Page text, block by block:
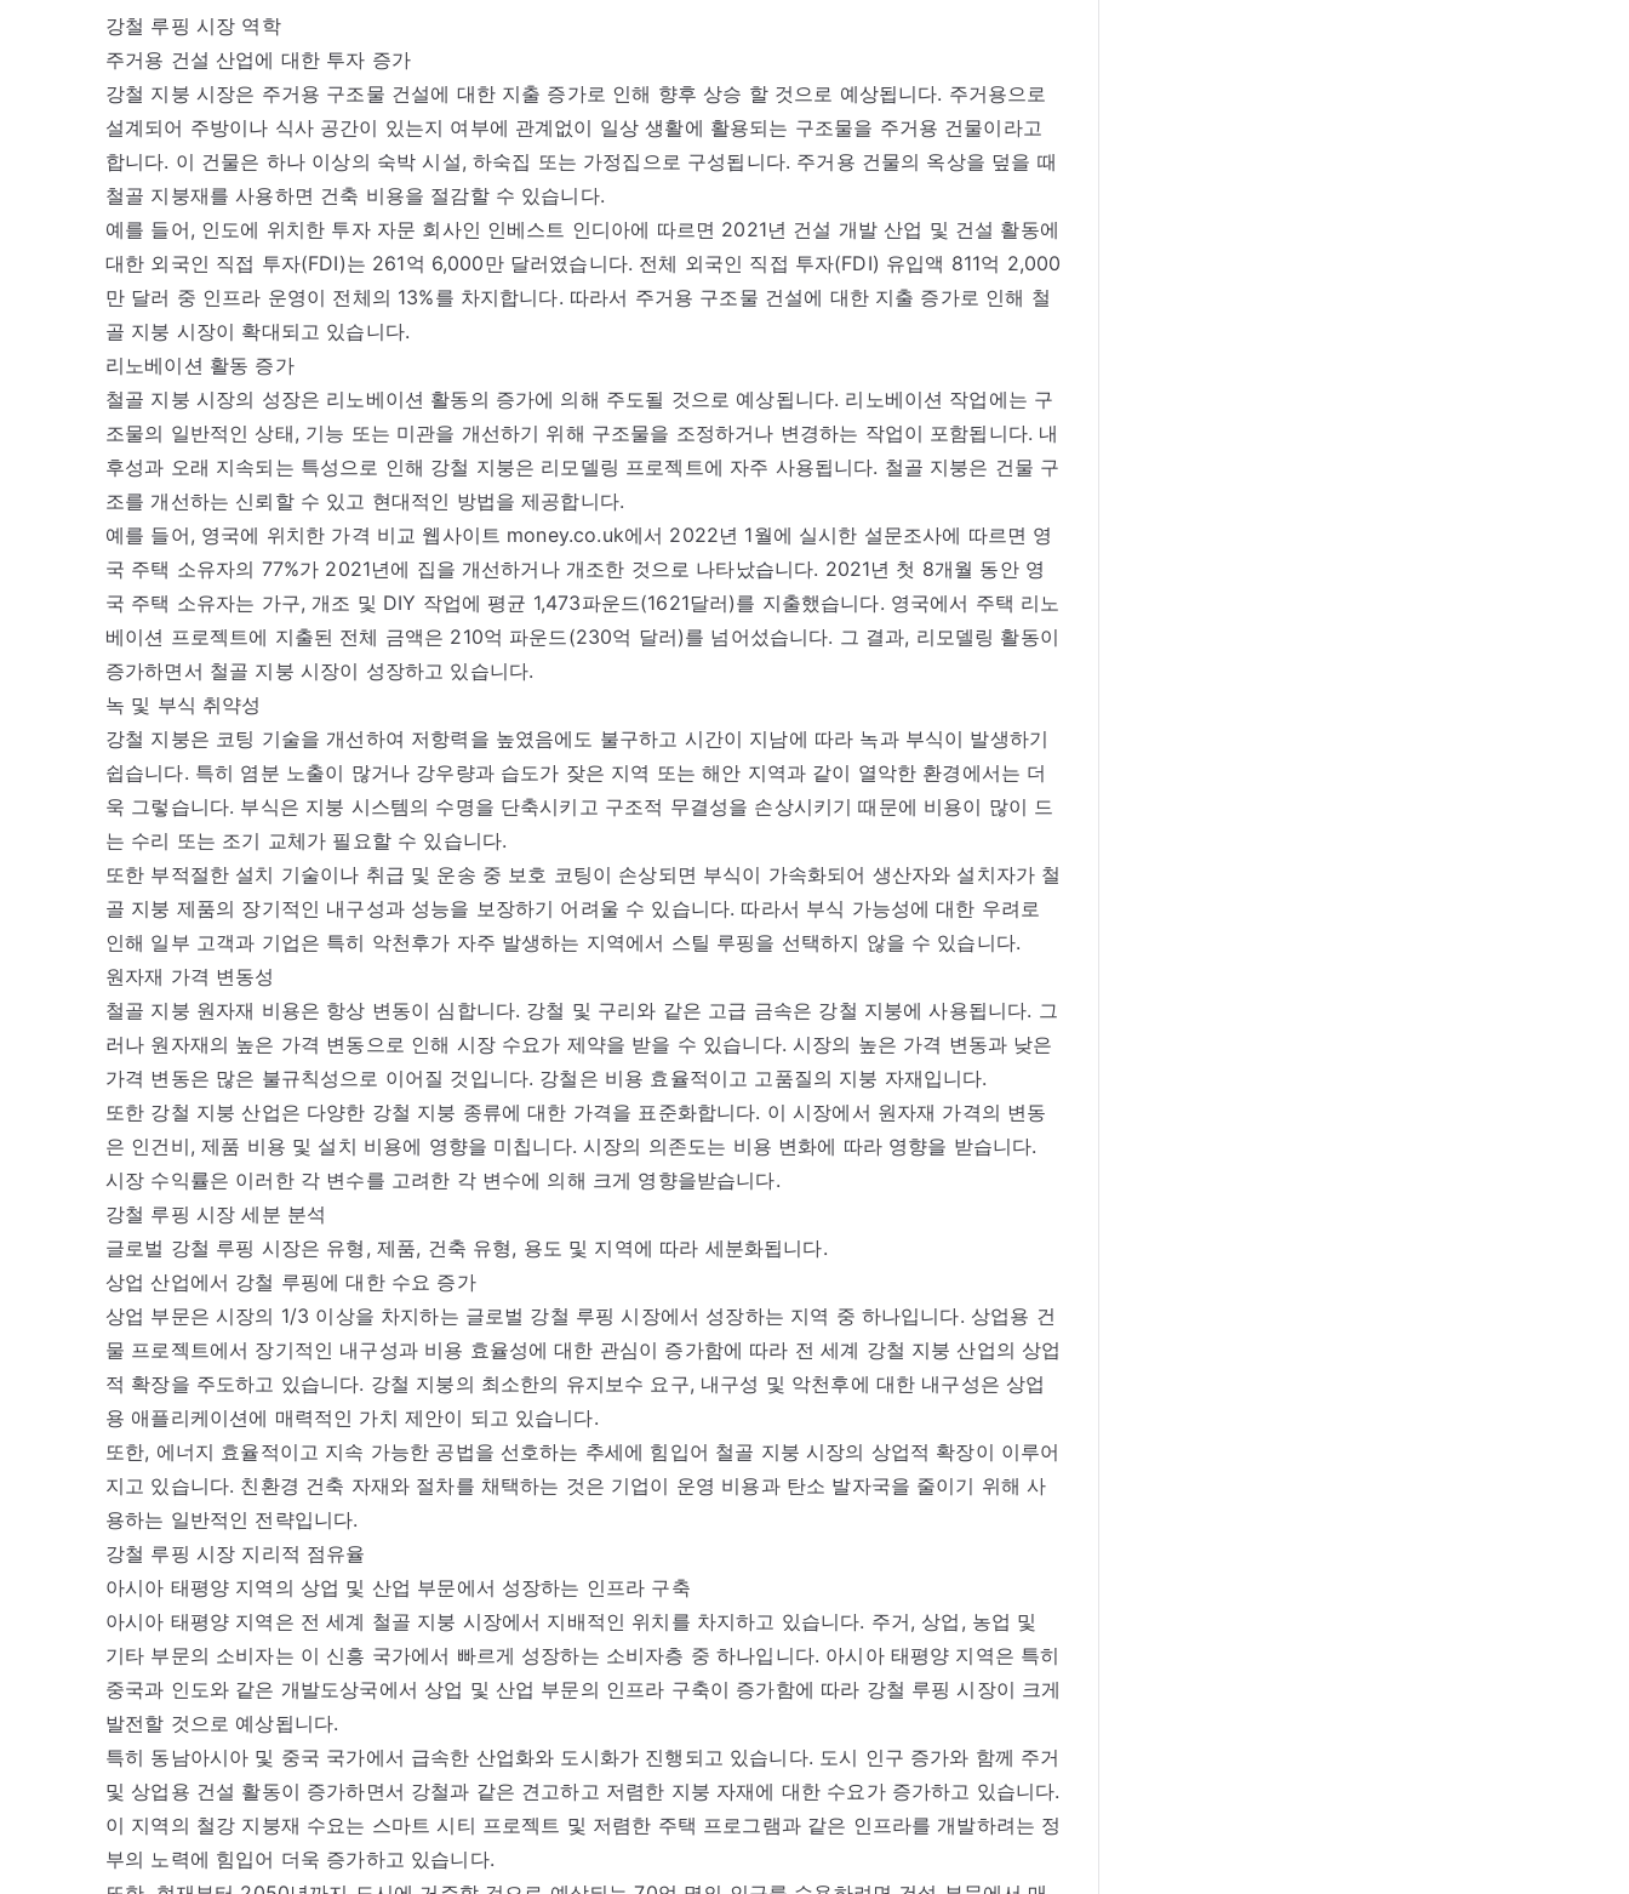
강철 루핑 시장 역학
주거용 건설 산업에 대한 투자 증가
강철 지붕 시장은 주거용 구조물 건설에 대한 지출 증가로 인해 향후 상승 할 것으로 예상됩니다. 주거용으로
설계되어 주방이나 식사 공간이 있는지 여부에 관계없이 일상 생활에 활용되는 구조물을 주거용 건물이라고
합니다. 이 건물은 하나 이상의 숙박 시설, 하숙집 또는 가정집으로 구성됩니다. 주거용 건물의 옥상을 덮을 때
철골 지붕재를 사용하면 건축 비용을 절감할 수 있습니다.
예를 들어, 인도에 위치한 투자 자문 회사인 인베스트 인디아에 따르면 2021년 건설 개발 산업 및 건설 활동에
대한 외국인 직접 투자(FDI)는 261억 6,000만 달러였습니다. 전체 외국인 직접 투자(FDI) 유입액 811억 2,000
만 달러 중 인프라 운영이 전체의 13%를 차지합니다. 따라서 주거용 구조물 건설에 대한 지출 증가로 인해 철
골 지붕 시장이 확대되고 있습니다.
리노베이션 활동 증가
철골 지붕 시장의 성장은 리노베이션 활동의 증가에 의해 주도될 것으로 예상됩니다. 리노베이션 작업에는 구
조물의 일반적인 상태, 기능 또는 미관을 개선하기 위해 구조물을 조정하거나 변경하는 작업이 포함됩니다. 내
후성과 오래 지속되는 특성으로 인해 강철 지붕은 리모델링 프로젝트에 자주 사용됩니다. 철골 지붕은 건물 구
조를 개선하는 신뢰할 수 있고 현대적인 방법을 제공합니다.
예를 들어, 영국에 위치한 가격 비교 웹사이트 money.co.uk에서 2022년 1월에 실시한 설문조사에 따르면 영
국 주택 소유자의 77%가 2021년에 집을 개선하거나 개조한 것으로 나타났습니다. 2021년 첫 8개월 동안 영
국 주택 소유자는 가구, 개조 및 DIY 작업에 평균 1,473파운드(1621달러)를 지출했습니다. 영국에서 주택 리노
베이션 프로젝트에 지출된 전체 금액은 210억 파운드(230억 달러)를 넘어섰습니다. 그 결과, 리모델링 활동이
증가하면서 철골 지붕 시장이 성장하고 있습니다.
녹 및 부식 취약성
강철 지붕은 코팅 기술을 개선하여 저항력을 높였음에도 불구하고 시간이 지남에 따라 녹과 부식이 발생하기
쉽습니다. 특히 염분 노출이 많거나 강우량과 습도가 잦은 지역 또는 해안 지역과 같이 열악한 환경에서는 더
욱 그렇습니다. 부식은 지붕 시스템의 수명을 단축시키고 구조적 무결성을 손상시키기 때문에 비용이 많이 드
는 수리 또는 조기 교체가 필요할 수 있습니다.
또한 부적절한 설치 기술이나 취급 및 운송 중 보호 코팅이 손상되면 부식이 가속화되어 생산자와 설치자가 철
골 지붕 제품의 장기적인 내구성과 성능을 보장하기 어려울 수 있습니다. 따라서 부식 가능성에 대한 우려로
인해 일부 고객과 기업은 특히 악천후가 자주 발생하는 지역에서 스틸 루핑을 선택하지 않을 수 있습니다.
원자재 가격 변동성
철골 지붕 원자재 비용은 항상 변동이 심합니다. 강철 및 구리와 같은 고급 금속은 강철 지붕에 사용됩니다. 그
러나 원자재의 높은 가격 변동으로 인해 시장 수요가 제약을 받을 수 있습니다. 시장의 높은 가격 변동과 낮은
가격 변동은 많은 불규칙성으로 이어질 것입니다. 강철은 비용 효율적이고 고품질의 지붕 자재입니다.
또한 강철 지붕 산업은 다양한 강철 지붕 종류에 대한 가격을 표준화합니다. 이 시장에서 원자재 가격의 변동
은 인건비, 제품 비용 및 설치 비용에 영향을 미칩니다. 시장의 의존도는 비용 변화에 따라 영향을 받습니다.
시장 수익률은 이러한 각 변수를 고려한 각 변수에 의해 크게 영향을받습니다.
강철 루핑 시장 세분 분석
글로벌 강철 루핑 시장은 유형, 제품, 건축 유형, 용도 및 지역에 따라 세분화됩니다.
상업 산업에서 강철 루핑에 대한 수요 증가
상업 부문은 시장의 1/3 이상을 차지하는 글로벌 강철 루핑 시장에서 성장하는 지역 중 하나입니다. 상업용 건
물 프로젝트에서 장기적인 내구성과 비용 효율성에 대한 관심이 증가함에 따라 전 세계 강철 지붕 산업의 상업
적 확장을 주도하고 있습니다. 강철 지붕의 최소한의 유지보수 요구, 내구성 및 악천후에 대한 내구성은 상업
용 애플리케이션에 매력적인 가치 제안이 되고 있습니다.
또한, 에너지 효율적이고 지속 가능한 공법을 선호하는 추세에 힘입어 철골 지붕 시장의 상업적 확장이 이루어
지고 있습니다. 친환경 건축 자재와 절차를 채택하는 것은 기업이 운영 비용과 탄소 발자국을 줄이기 위해 사
용하는 일반적인 전략입니다.
강철 루핑 시장 지리적 점유율
아시아 태평양 지역의 상업 및 산업 부문에서 성장하는 인프라 구축
아시아 태평양 지역은 전 세계 철골 지붕 시장에서 지배적인 위치를 차지하고 있습니다. 주거, 상업, 농업 및
기타 부문의 소비자는 이 신흥 국가에서 빠르게 성장하는 소비자층 중 하나입니다. 아시아 태평양 지역은 특히
중국과 인도와 같은 개발도상국에서 상업 및 산업 부문의 인프라 구축이 증가함에 따라 강철 루핑 시장이 크게
발전할 것으로 예상됩니다.
특히 동남아시아 및 중국 국가에서 급속한 산업화와 도시화가 진행되고 있습니다. 도시 인구 증가와 함께 주거
및 상업용 건설 활동이 증가하면서 강철과 같은 견고하고 저렴한 지붕 자재에 대한 수요가 증가하고 있습니다.
이 지역의 철강 지붕재 수요는 스마트 시티 프로젝트 및 저렴한 주택 프로그램과 같은 인프라를 개발하려는 정
부의 노력에 힘입어 더욱 증가하고 있습니다.